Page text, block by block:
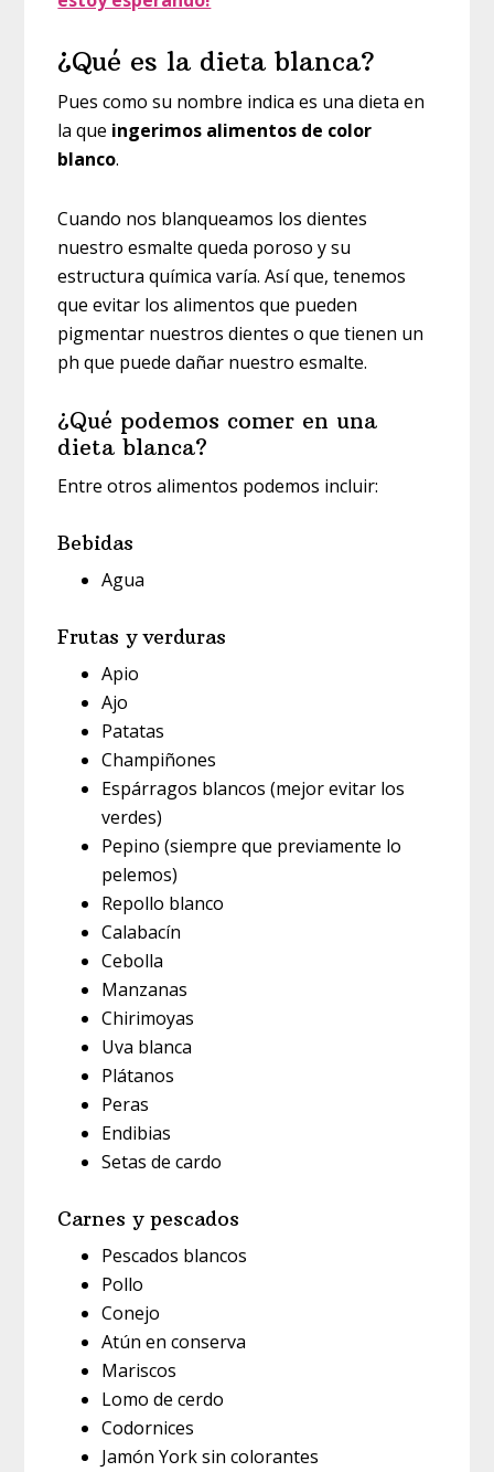
¿Qué es la dieta blanca?
Pues como su nombre indica es una dieta en
la que ingerimos alimentos de color
blanco.
Cuando nos blanqueamos los dientes
nuestro esmalte queda poroso y su
estructura química varía. Así que, tenemos
que evitar los alimentos que pueden
pigmentar nuestros dientes o que tienen un
ph que puede dañar nuestro esmalte.
¿Qué podemos comer en una
dieta blanca?
Entre otros alimentos podemos incluir:
Bebidas
Agua
Frutas y verduras
Apio
Ajo
Patatas
Champiñones
Espárragos blancos (mejor evitar los
verdes)
Pepino (siempre que previamente lo
pelemos)
Repollo blanco
Calabacín
Cebolla
Manzanas
Chirimoyas
Uva blanca
Plátanos
Peras
Endibias
Setas de cardo
Carnes y pescados
Pescados blancos
Pollo
Conejo
Atún en conserva
Mariscos
Lomo de cerdo
Codornices
Jamón York sin colorantes